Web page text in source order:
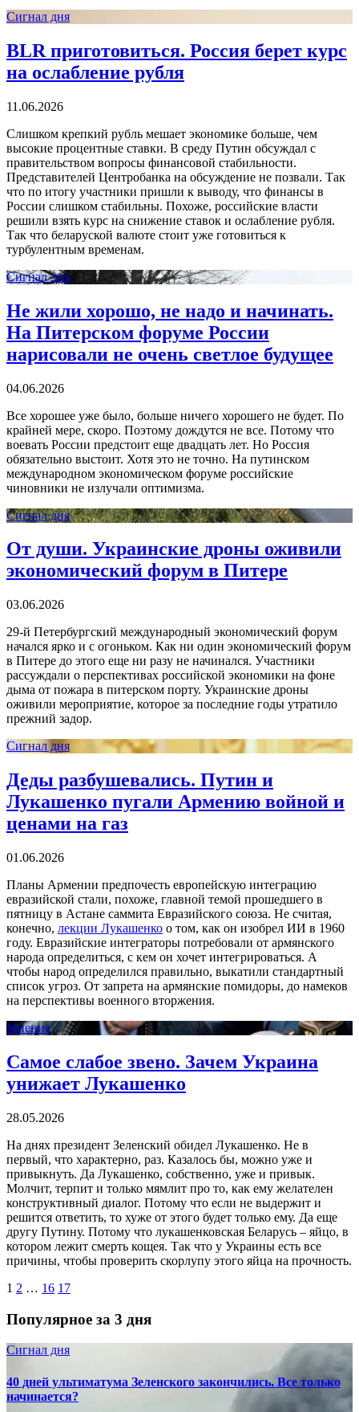
Сигнал дня
BLR приготовиться. Россия берет курс
на ослабление рубля
11.06.2026
Слишком крепкий рубль мешает экономике больше, чем
высокие процентные ставки. В среду Путин обсуждал с
правительством вопросы финансовой стабильности.
Представителей Центробанка на обсуждение не позвали. Так
что по итогу участники пришли к выводу, что финансы в
России слишком стабильны. Похоже, российские власти
решили взять курс на снижение ставок и ослабление рубля.
Так что беларуской валюте стоит уже готовиться к
турбулентным временам.
Сигнал дня
Не жили хорошо, не надо и начинать.
На Питерском форуме России
нарисовали не очень светлое будущее
04.06.2026
Все хорошее уже было, больше ничего хорошего не будет. По
крайней мере, скоро. Поэтому дождутся не все. Потому что
воевать России предстоит еще двадцать лет. Но Россия
обязательно выстоит. Хотя это не точно. На путинском
международном экономическом форуме российские
чиновники не излучали оптимизма.
Сигнал дня
От души. Украинские дроны оживили
экономический форум в Питере
03.06.2026
29-й Петербургский международный экономический форум
начался ярко и с огоньком. Как ни один экономический форум
в Питере до этого еще ни разу не начинался. Участники
рассуждали о перспективах российской экономики на фоне
дыма от пожара в питерском порту. Украинские дроны
оживили мероприятие, которое за последние годы утратило
прежний задор.
Сигнал дня
Деды разбушевались. Путин и
Лукашенко пугали Армению войной и
ценами на газ
01.06.2026
Планы Армении предпочесть европейскую интеграцию
евразийской стали, похоже, главной темой прошедшего в
пятницу в Астане саммита Евразийского союза. Не считая,
конечно, лекции Лукашенко о том, как он изобрел ИИ в 1960
году. Евразийские интеграторы потребовали от армянского
народа определиться, с кем он хочет интегрироваться. А
чтобы народ определился правильно, выкатили стандартный
список угроз. От запрета на армянские помидоры, до намеков
на перспективы военного вторжения.
Мнение
Самое слабое звено. Зачем Украина
унижает Лукашенко
28.05.2026
На днях президент Зеленский обидел Лукашенко. Не в
первый, что характерно, раз. Казалось бы, можно уже и
привыкнуть. Да Лукашенко, собственно, уже и привык.
Молчит, терпит и только мямлит про то, как ему желателен
конструктивный диалог. Потому что если не выдержит и
решится ответить, то хуже от этого будет только ему. Да еще
другу Путину. Потому что лукашенковская Беларусь – яйцо, в
котором лежит смерть кощея. Так что у Украины есть все
причины, чтобы проверить скорлупу этого яйца на прочность.
1 2 … 16 17
Популярное за 3 дня
Сигнал дня
40 дней ультиматума Зеленского закончились. Все только
начинается?